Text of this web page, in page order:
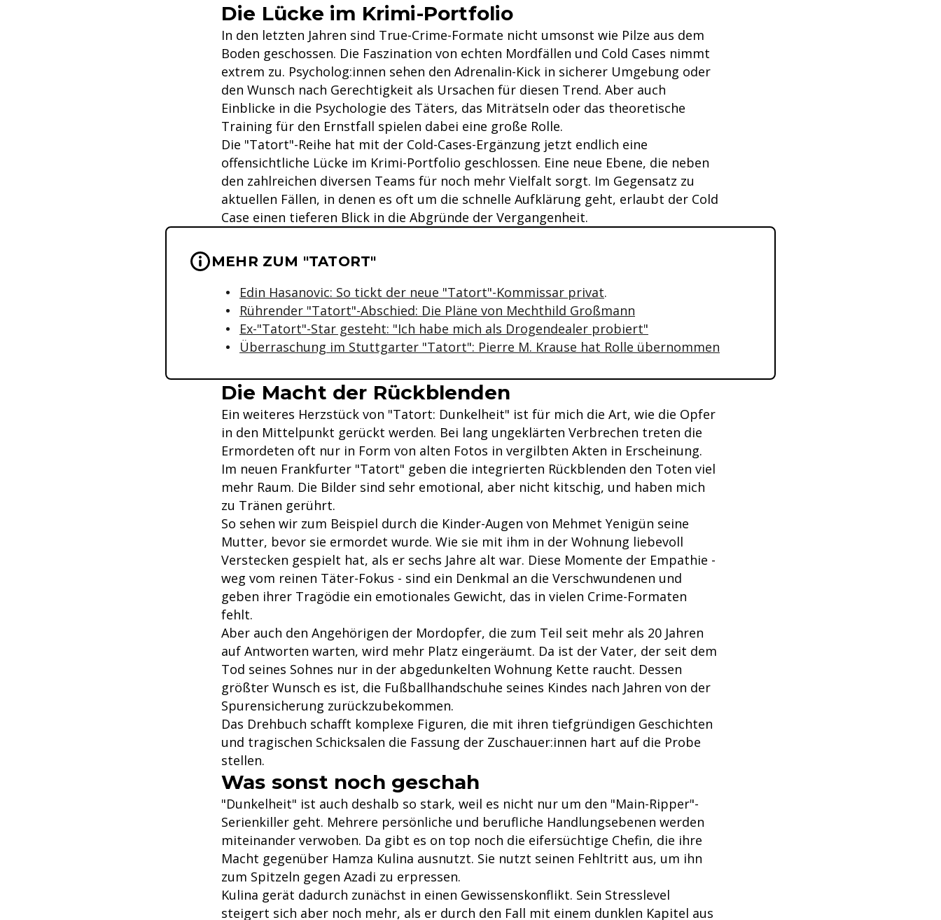
Die Lücke im Krimi-Portfolio
In den letzten Jahren sind True-Crime-Formate nicht umsonst wie Pilze aus dem
Boden geschossen. Die Faszination von echten Mordfällen und Cold Cases nimmt
extrem zu. Psycholog:innen sehen den Adrenalin-Kick in sicherer Umgebung oder
den Wunsch nach Gerechtigkeit als Ursachen für diesen Trend. Aber auch
Einblicke in die Psychologie des Täters, das Miträtseln oder das theoretische
Training für den Ernstfall spielen dabei eine große Rolle.
Die "Tatort"-Reihe hat mit der Cold-Cases-Ergänzung jetzt endlich eine
offensichtliche Lücke im Krimi-Portfolio geschlossen. Eine neue Ebene, die neben
den zahlreichen diversen Teams für noch mehr Vielfalt sorgt. Im Gegensatz zu
aktuellen Fällen, in denen es oft um die schnelle Aufklärung geht, erlaubt der Cold
Case einen tieferen Blick in die Abgründe der Vergangenheit.
Wichtige Hinweise & Informationen zum Inhalt
MEHR ZUM "TATORT"
Edin Hasanovic: So tickt der neue "Tatort"-Kommissar privat.
Rührender "Tatort"-Abschied: Die Pläne von Mechthild Großmann
Ex-"Tatort"-Star gesteht: "Ich habe mich als Drogendealer probiert"
Überraschung im Stuttgarter "Tatort": Pierre M. Krause hat Rolle übernommen
Die Macht der Rückblenden
Ein weiteres Herzstück von "Tatort: Dunkelheit" ist für mich die Art, wie die Opfer
in den Mittelpunkt gerückt werden. Bei lang ungeklärten Verbrechen treten die
Ermordeten oft nur in Form von alten Fotos in vergilbten Akten in Erscheinung.
Im neuen Frankfurter "Tatort" geben die integrierten Rückblenden den Toten viel
mehr Raum. Die Bilder sind sehr emotional, aber nicht kitschig, und haben mich
zu Tränen gerührt.
So sehen wir zum Beispiel durch die Kinder-Augen von Mehmet Yenigün seine
Mutter, bevor sie ermordet wurde. Wie sie mit ihm in der Wohnung liebevoll
Verstecken gespielt hat, als er sechs Jahre alt war. Diese Momente der Empathie -
weg vom reinen Täter-Fokus - sind ein Denkmal an die Verschwundenen und
geben ihrer Tragödie ein emotionales Gewicht, das in vielen Crime-Formaten
fehlt.
Aber auch den Angehörigen der Mordopfer, die zum Teil seit mehr als 20 Jahren
auf Antworten warten, wird mehr Platz eingeräumt. Da ist der Vater, der seit dem
Tod seines Sohnes nur in der abgedunkelten Wohnung Kette raucht. Dessen
größter Wunsch es ist, die Fußballhandschuhe seines Kindes nach Jahren von der
Spurensicherung zurückzubekommen.
Das Drehbuch schafft komplexe Figuren, die mit ihren tiefgründigen Geschichten
und tragischen Schicksalen die Fassung der Zuschauer:innen hart auf die Probe
stellen.
Was sonst noch geschah
"Dunkelheit" ist auch deshalb so stark, weil es nicht nur um den "Main-Ripper"-
Serienkiller geht. Mehrere persönliche und berufliche Handlungsebenen werden
miteinander verwoben. Da gibt es on top noch die eifersüchtige Chefin, die ihre
Macht gegenüber Hamza Kulina ausnutzt. Sie nutzt seinen Fehltritt aus, um ihn
zum Spitzeln gegen Azadi zu erpressen.
Kulina gerät dadurch zunächst in einen Gewissenskonflikt. Sein Stresslevel
steigert sich aber noch mehr, als er durch den Fall mit einem dunklen Kapitel aus